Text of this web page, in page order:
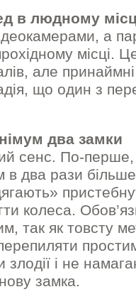
в людному
а
місці.
але принаймні,
що один з
два замки
сенс. По-
в два рази
колеса.
так як товсту
злодії і не
замка.